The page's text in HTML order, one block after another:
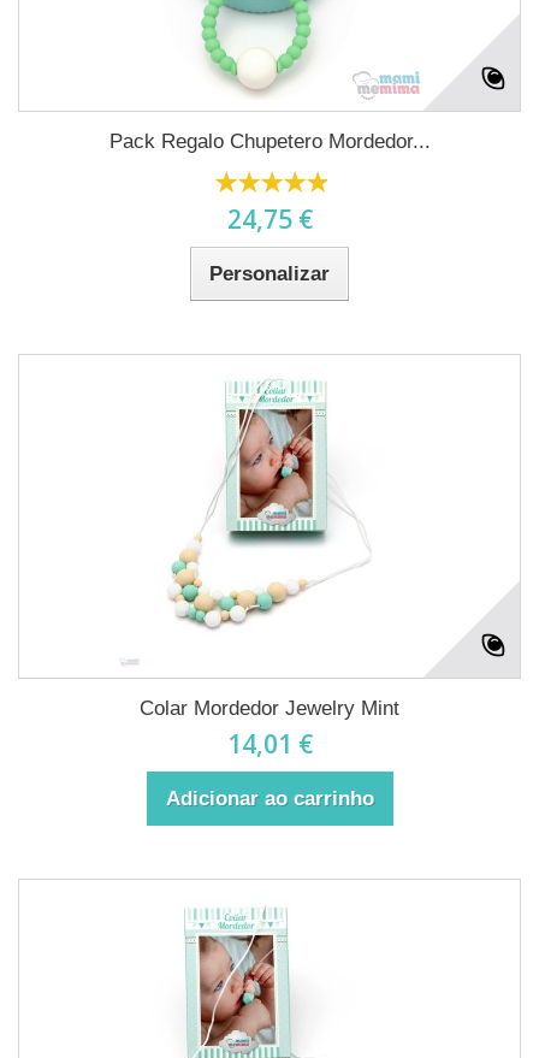
Pack Regalo Chupetero Mordedor...
24,75 €
Personalizar
Colar Mordedor Jewelry Mint
14,01 €
Adicionar ao carrinho